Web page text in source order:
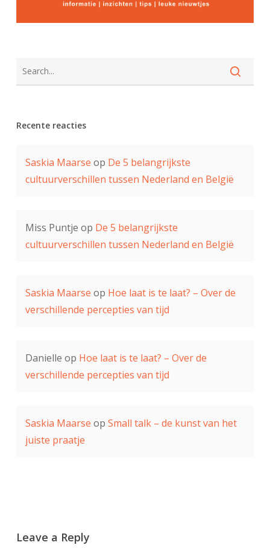
Recente reacties
Saskia Maarse op De 5 belangrijkste
cultuurverschillen tussen Nederland en België
Miss Puntje op De 5 belangrijkste
cultuurverschillen tussen Nederland en België
Saskia Maarse op Hoe laat is te laat? – Over de
verschillende percepties van tijd
Danielle op Hoe laat is te laat? – Over de
verschillende percepties van tijd
Saskia Maarse op Small talk – de kunst van het
juiste praatje
Leave a Reply